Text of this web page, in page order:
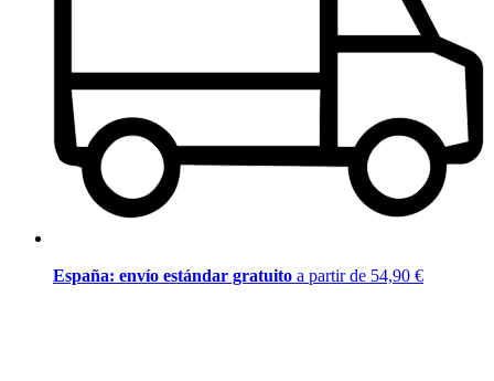
España: envío estándar gratuito a partir de 54,90 €